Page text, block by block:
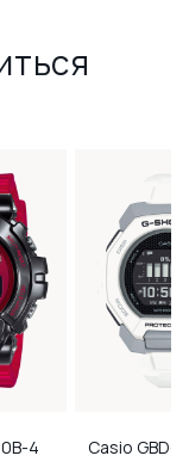
4 Casio GBD-